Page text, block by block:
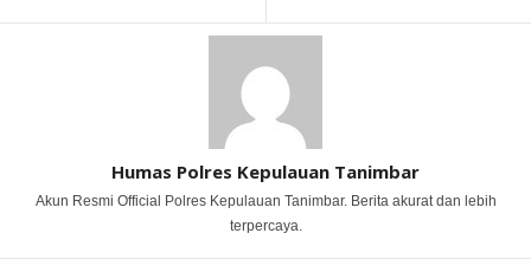
Humas Polres Kepulauan Tanimbar
Akun Resmi Official Polres Kepulauan Tanimbar. Berita akurat dan lebih
terpercaya.